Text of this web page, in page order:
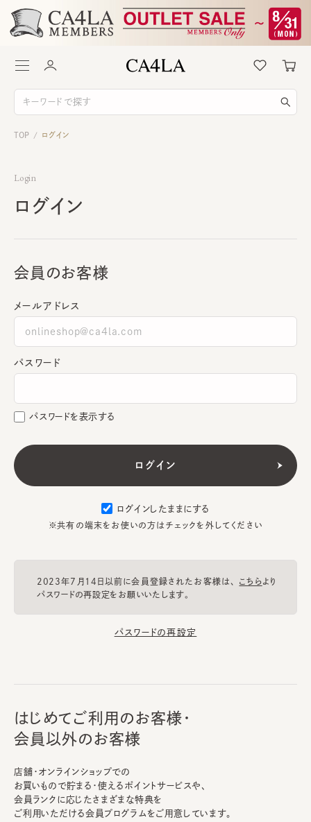
TOP / ログイン
Login
ログイン
会員のお客様
メールアドレス
パスワード
パスワードを表示する
ログインしたままにする
※共有の端末をお使いの方はチェックを外してください
2023年7月14日以前に会員登録されたお客様は、 こちらより
パスワードの再設定をお願いいたします。
パスワードの再設定
はじめてご利用のお客様・
会員以外のお客様
店舗・オンラインショップでの
お買いもので貯まる・使えるポイントサービスや、
会員ランクに応じたさまざまな特典を
ご利用いただける会員プログラムをご用意しています。